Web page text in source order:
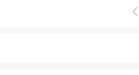
دستگاه ATM